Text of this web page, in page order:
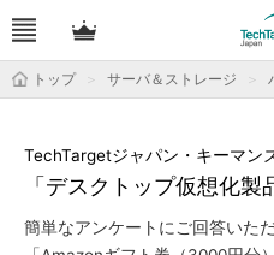
トップ サーバ＆ストレージ
「デスクトップ仮想化
TechTargetジャパン・キーマン
簡単なアンケートにご回答いた